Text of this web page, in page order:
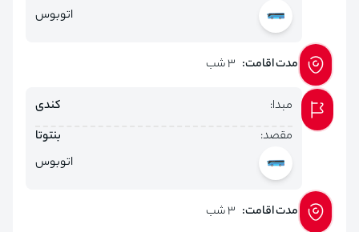
اتوبوس
مدت اقامت: 3 شب
مبدا:
کندی
مقصد:
بنتوتا
اتوبوس
مدت اقامت: 3 شب